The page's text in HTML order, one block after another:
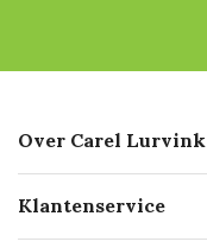
Over Carel Lurvink
Geschiedenis
Klantenservice